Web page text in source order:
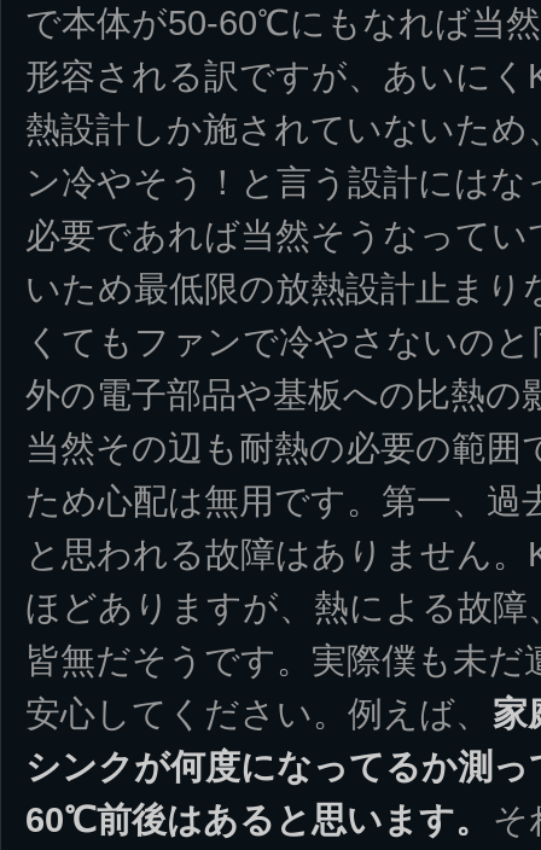
で本体が50-60℃にもなれば当然
形容される訳ですが、あいに
熱設計しか施されていないた
ン冷やそう！と言う設計には
必要であれば当然そうなって
いため最低限の放熱設計止ま
くてもファンで冷やさないの
外の電子部品や基板への比熱の
当然その辺も耐熱の必要の範
ため心配は無用です。第一、過
と思われる故障はありません
ほどありますが、熱による故
皆無だそうです。実際僕も未
安心してください。例えば、 家
シンクが何度になってるか測
60℃前後はあると思います。
そ